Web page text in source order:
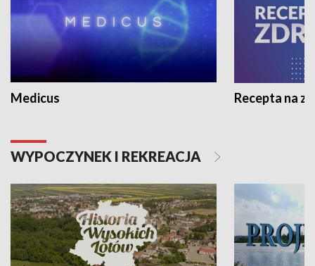
Medicus Recepta na
WYPOCZYNEK I REKREACJA